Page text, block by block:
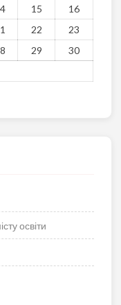
15
16
22
23
29
30
освіти